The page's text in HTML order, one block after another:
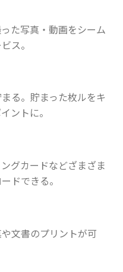
た写真・動画をシーム
ス。
る。貯まった枚ルをキ
ントに。
グカードなどざまざま
ドできる。
文書のプリントが可